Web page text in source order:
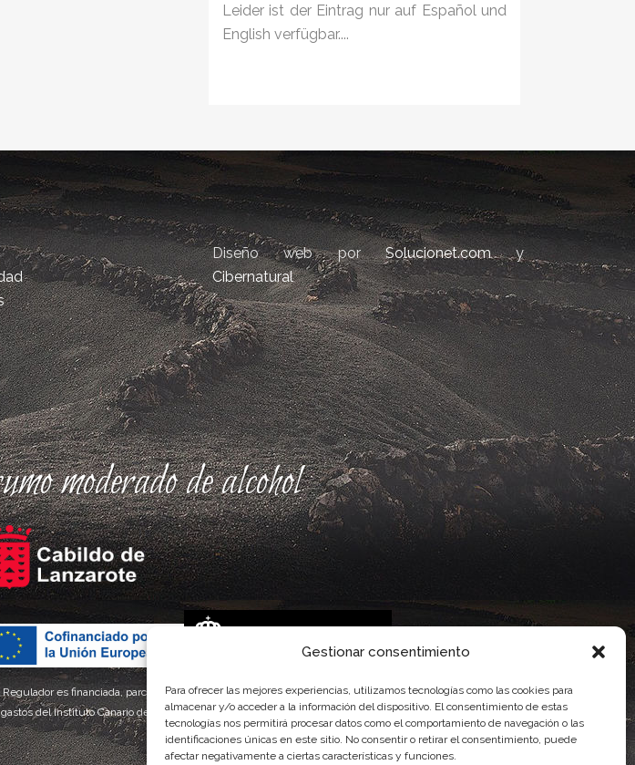
Gestionar consentimiento
Para ofrecer las mejores experiencias, utilizamos tecnologías como las cookies para
almacenar y/o acceder a la información del dispositivo. El consentimiento de estas
tecnologías nos permitirá procesar datos como el comportamiento de navegación o las
identificaciones únicas en este sitio. No consentir o retirar el consentimiento, puede
afectar negativamente a ciertas características y funciones.
Leider ist der Eintrag nur auf Español und
English verfügbar....
Diseño web porSolucionet.comy
Cibernatural
moderado de alcohol
es financiada, parcialmente, por el Gobierno de Canarias
del Instituto Canario de Calidad Agroalimentaria